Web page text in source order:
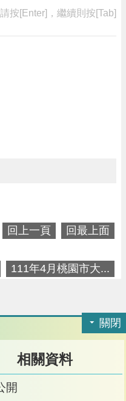
按[Enter]，繼續則按[Tab]
回上一頁 回最上面
111年4月桃園市大...
關閉
相關資料
開